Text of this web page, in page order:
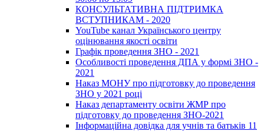
КОНСУЛЬТАТИВНА ПІДТРИМКА
ВСТУПНИКАМ - 2020
YouTube канал Українського центру
оцінювання якості освіти
Графік проведення ЗНО - 2021
Особливості проведення ДПА у формі ЗНО -
2021
Наказ МОНУ про підготовку до проведення
ЗНО у 2021 році
Наказ департаменту освіти ЖМР про
підготовку до проведення ЗНО-2021
Інформаційна довідка для учнів та батьків 11